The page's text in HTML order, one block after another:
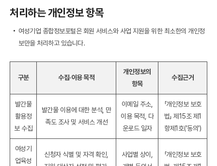
처리하는 개인정보 항목
여성기업 종합정보포털은 회원 서비스와 사업 지원을 위한 최소한의 개인정
보만을 처리하고 있습니다.
구분 수집·이용 목적
개인정보의
항목
수집근거
발간물
활용정
보 수집
발간물 이용에 대한 분석, 만
족도 조사 및 서비스 개선
이메일 주소,
이용 목적, 다
운로드 일자
「개인정보 보호
법」 제15조 제1
항제1호('동의')
여성기
업육성
신청자 식별 및 자격 확인,
사업별 상이,
「개인정보 보호